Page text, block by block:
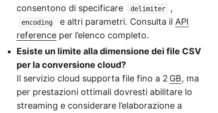
consentono di specificare
delimiter ,
encoding e altri parametri. Consulta il API
reference per l’elenco completo.
Esiste un limite alla dimensione dei file CSV
per la conversione cloud?
Il servizio cloud supporta file fino a 2 GB, ma
per prestazioni ottimali dovresti abilitare lo
streaming e considerare l’elaborazione a